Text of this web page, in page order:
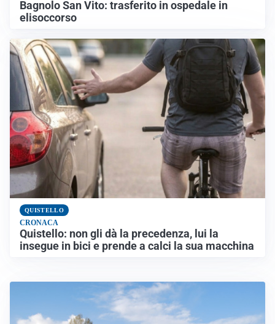
Bagnolo San Vito: trasferito in ospedale in
elisoccorso
QUISTELLO
CRONACA
Quistello: non gli dà la precedenza, lui la
insegue in bici e prende a calci la sua macchina